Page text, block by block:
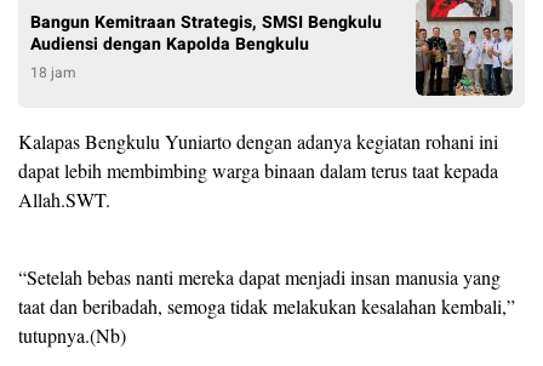
Bangun Kemitraan Strategis, SMSI Bengkulu
Audiensi dengan Kapolda Bengkulu
18 jam
Kalapas Bengkulu Yuniarto dengan adanya kegiatan rohani ini
dapat lebih membimbing warga binaan dalam terus taat kepada
Allah.SWT.
“Setelah bebas nanti mereka dapat menjadi insan manusia yang
taat dan beribadah, semoga tidak melakukan kesalahan kembali,”
tutupnya.(Nb)